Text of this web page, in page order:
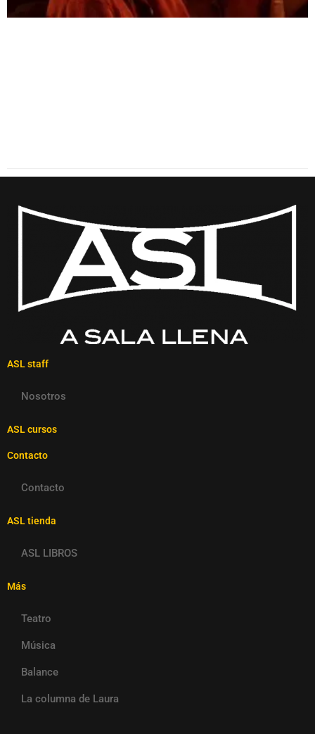
ASL staff
Nosotros
ASL cursos
Contacto
Contacto
ASL tienda
ASL LIBROS
Más
Teatro
Música
Balance
La columna de Laura